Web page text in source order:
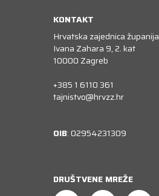
KONTAKT
Hrvatska zajednica županija
Ivana Zahara 9, 2. kat
10000 Zagreb
+385 1 6110 361
tajnistvo@hrvzz.hr
OIB: 02954231309
DRUŠTVENE MREŽE